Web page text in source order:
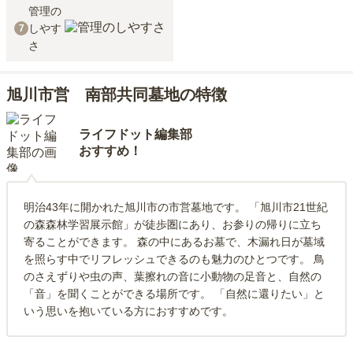
7
管理の
しやす
さ
旭川市営 南部共同墓地の特徴
ライフドット編集部
おすすめ！
明治43年に開かれた旭川市の市営墓地です。 「旭川市21世紀
の森森林学習展示館」が徒歩圏にあり、お参りの帰りに立ち
寄ることができます。 森の中にあるお墓で、木漏れ日が墓域
を照らす中でリフレッシュできるのも魅力のひとつです。 鳥
のさえずりや虫の声、葉擦れの音に小動物の足音と、自然の
「音」を聞くことができる場所です。 「自然に還りたい」と
いう思いを抱いている方におすすめです。